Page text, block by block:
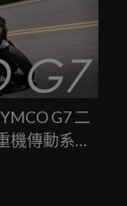
G7 二
機傳動系統